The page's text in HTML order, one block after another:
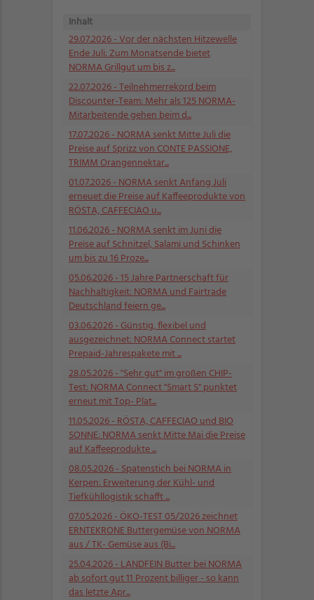
Inhalt
29.07.2026- Vor der nächsten Hitzewelle
Ende Juli: Zum Monatsende bietet
NORMA Grillgut um bis z...
22.07.2026- Teilnehmerrekord beim
Discounter-Team: Mehr als 125 NORMA-
Mitarbeitende gehen beim d...
17.07.2026- NORMA senkt Mitte Juli die
Preise auf Sprizz von CONTE PASSIONE,
TRIMM Orangennektar...
01.07.2026- NORMA senkt Anfang Juli
erneuet die Preise auf Kaffeeprodukte von
RÖSTA, CAFFECIAO u...
11.06.2026- NORMA senkt im Juni die
Preise auf Schnitzel, Salami und Schinken
um bis zu 16 Proze...
05.06.2026- 15 Jahre Partnerschaft für
Nachhaltigkeit: NORMA und Fairtrade
Deutschland feiern ge...
03.06.2026- Günstig, flexibel und
ausgezeichnet: NORMA Connect startet
Prepaid-Jahrespakete mit ...
28.05.2026- "Sehr gut" im großen CHIP-
Test: NORMA Connect "Smart S" punktet
erneut mit Top- Plat...
11.05.2026- RÖSTA, CAFFECIAO und BIO
SONNE: NORMA senkt Mitte Mai die Preise
auf Kaffeeprodukte ...
08.05.2026- Spatenstich bei NORMA in
Kerpen: Erweiterung der Kühl- und
Tiefkühllogistik schafft ...
07.05.2026- ÖKO-TEST 05/2026 zeichnet
ERNTEKRONE Buttergemüse von NORMA
aus / TK- Gemüse aus (Bi...
25.04.2026- LANDFEIN Butter bei NORMA
ab sofort gut 11 Prozent billiger - so kann
das letzte Apr...